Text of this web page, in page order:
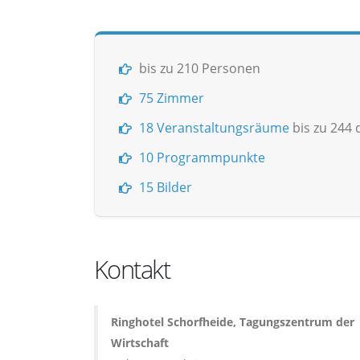
bis zu 210 Personen
75 Zimmer
18 Veranstaltungsräume bis zu 244
10 Programmpunkte
15 Bilder
Kontakt
Ringhotel Schorfheide, Tagungszentrum der
Wirtschaft